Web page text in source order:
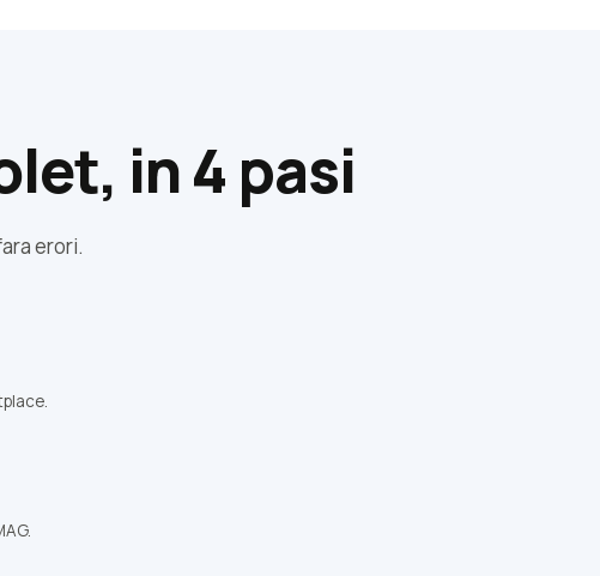
in 4 pasi
erori.